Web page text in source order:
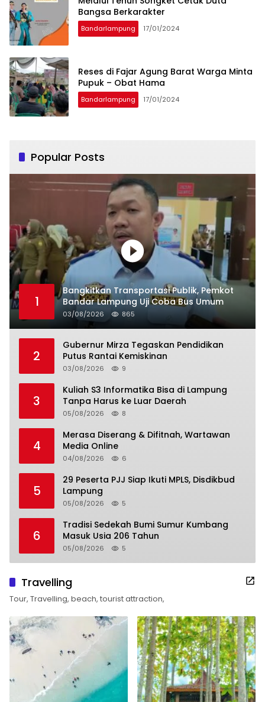
Bangsa Berkarakter
Bandarlampung 17/01/2024
Reses di Fajar Agung Barat Warga Minta
Pupuk – Obat Hama
Bandarlampung 17/01/2024
Popular Posts
1
Bangkitkan Transportasi Publik, Pemkot
Bandar Lampung Uji Coba Bus Umum
03/08/2026 865
2
Gubernur Mirza Tegaskan Pendidikan
Putus Rantai Kemiskinan
03/08/2026 9
3
Kuliah S3 Informatika Bisa di Lampung
Tanpa Harus ke Luar Daerah
05/08/2026 8
4
Merasa Diserang & Difitnah, Wartawan
Media Online
04/08/2026 6
5
29 Peserta PJJ Siap Ikuti MPLS, Disdikbud
Lampung
05/08/2026 5
6
Tradisi Sedekah Bumi Sumur Kumbang
Masuk Usia 206 Tahun
05/08/2026 5
Travelling
Tour, Travelling, beach, tourist attraction,